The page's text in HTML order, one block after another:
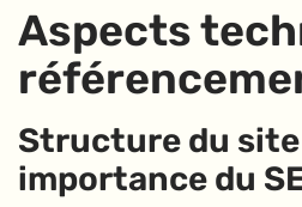
Aspects
Structure du
importance du